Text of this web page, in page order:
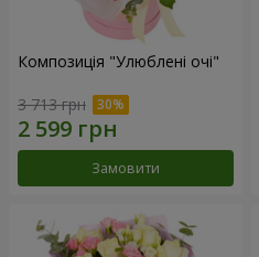
Композиція "Улюблені очі"
3 713 грн
Замовити